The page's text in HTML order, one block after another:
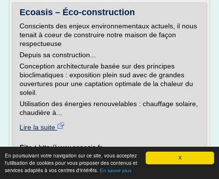
X
En poursuivant votre navigation sur ce site, vous acceptez
l'utilisation de cookies pour vous proposer des contenus et
services adaptés à vos centres d'intérêts. En savoir plus
Ecoasis – Éco-construction
Conscients des enjeux environnementaux actuels, il nous
tenait à coeur de construire notre maison de façon
respectueuse
Depuis sa construction...
Conception architecturale basée sur des principes
bioclimatiques : exposition plein sud avec de grandes
ouvertures pour une captation optimale de la chaleur du
soleil.
Utilisation des énergies renouvelables : chauffage solaire,
chaudière à...
Lire la suite
Site :http://www.ecoasis.fr
Thèmes liés :traitement du bois exterieur a l'huile de lin
traitement du bois huile de lin essence terebenthine